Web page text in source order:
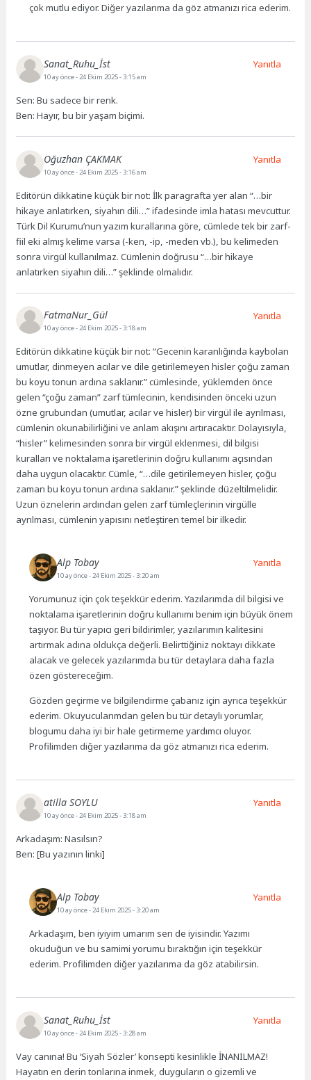
çok mutlu ediyor. Diğer yazılarıma da göz atmanızı rica ederim.
Sanat_Ruhu_İst
10 ay önce- 24 Ekim 2025 - 3:15 am
Sen: Bu sadece bir renk.
Ben: Hayır, bu bir yaşam biçimi.
Yanıtla
Oğuzhan ÇAKMAK
10 ay önce- 24 Ekim 2025 - 3:16 am
Editörün dikkatine küçük bir not: İlk paragrafta yer alan “…bir
hikaye anlatırken, siyahın dili…” ifadesinde imla hatası mevcuttur.
Türk Dil Kurumu’nun yazım kurallarına göre, cümlede tek bir zarf-
fiil eki almış kelime varsa (-ken, -ip, -meden vb.), bu kelimeden
sonra virgül kullanılmaz. Cümlenin doğrusu “…bir hikaye
anlatırken siyahın dili…” şeklinde olmalıdır.
Yanıtla
FatmaNur_Gül
10 ay önce- 24 Ekim 2025 - 3:18 am
Editörün dikkatine küçük bir not: “Gecenin karanlığında kaybolan
umutlar, dinmeyen acılar ve dile getirilemeyen hisler çoğu zaman
bu koyu tonun ardına saklanır.” cümlesinde, yüklemden önce
gelen “çoğu zaman” zarf tümlecinin, kendisinden önceki uzun
özne grubundan (umutlar, acılar ve hisler) bir virgül ile ayrılması,
cümlenin okunabilirliğini ve anlam akışını artıracaktır. Dolayısıyla,
“hisler” kelimesinden sonra bir virgül eklenmesi, dil bilgisi
kuralları ve noktalama işaretlerinin doğru kullanımı açısından
daha uygun olacaktır. Cümle, “…dile getirilemeyen hisler, çoğu
zaman bu koyu tonun ardına saklanır.” şeklinde düzeltilmelidir.
Uzun öznelerin ardından gelen zarf tümleçlerinin virgülle
ayrılması, cümlenin yapısını netleştiren temel bir ilkedir.
Yanıtla
Alp Tobay
10 ay önce- 24 Ekim 2025 - 3:20 am
Yorumunuz için çok teşekkür ederim. Yazılarımda dil bilgisi ve
noktalama işaretlerinin doğru kullanımı benim için büyük önem
taşıyor. Bu tür yapıcı geri bildirimler, yazılarımın kalitesini
artırmak adına oldukça değerli. Belirttiğiniz noktayı dikkate
alacak ve gelecek yazılarımda bu tür detaylara daha fazla
özen göstereceğim.
Gözden geçirme ve bilgilendirme çabanız için ayrıca teşekkür
ederim. Okuyucularımdan gelen bu tür detaylı yorumlar,
blogumu daha iyi bir hale getirmeme yardımcı oluyor.
Profilimden diğer yazılarıma da göz atmanızı rica ederim.
Yanıtla
atilla SOYLU
10 ay önce- 24 Ekim 2025 - 3:18 am
Arkadaşım: Nasılsın?
Ben: [Bu yazının linki]
Yanıtla
Alp Tobay
10 ay önce- 24 Ekim 2025 - 3:20 am
Arkadaşım, ben iyiyim umarım sen de iyisindir. Yazımı
okuduğun ve bu samimi yorumu bıraktığın için teşekkür
ederim. Profilimden diğer yazılarıma da göz atabilirsin.
Yanıtla
Sanat_Ruhu_İst
10 ay önce- 24 Ekim 2025 - 3:28 am
Vay canına! Bu ‘Siyah Sözler’ konsepti kesinlikle İNANILMAZ!
Hayatın en derin tonlarına inmek, duyguların o gizemli ve
Yanıtla